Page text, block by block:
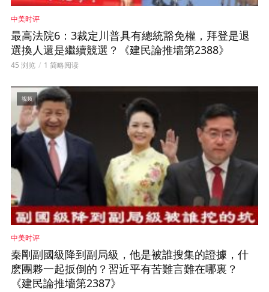
中美时评
最高法院6：3裁定川普具有總統豁免權，拜登是退
選換人還是繼續競選？《建民論推墻第2388》
45 浏览 1 简略阅读
视频
中美时评
秦剛副國級降到副局級，他是被誰搜集的證據，什
麽團夥一起扳倒的？習近平有苦難言難在哪裏？
《建民論推墻第2387》